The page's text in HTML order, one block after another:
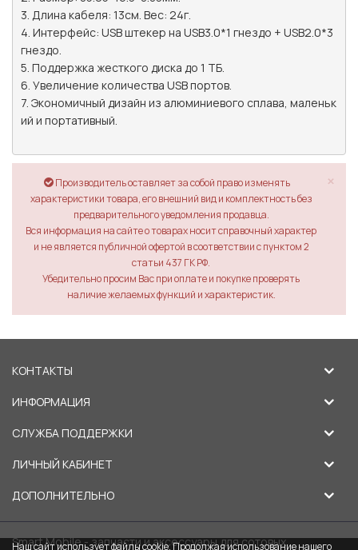
3. Длина кабеля: 13см. Вес: 24г.
4. Интерфейс: USB штекер на USB3.0*1 гнездо + USB2.0*3
гнездо.
5. Поддержка жесткого диска до 1 ТБ.
6. Увеличение количества USB портов.
7. Экономичный дизайн из алюминиевого сплава, маленьк
ий и портативный.
×
Производитель оставляет за собой право изменять
характеристики товара, его внешний вид и комплектность без
предварительного уведомления продавца.
Вся информация на сайте о товарах носит справочный характер
и не является публичной офертой в соответствии с пунктом 2
статьи 437 ГК РФ.
Убедительно просим Вас при оплате и покупке проверять
наличие желаемых функций и характеристик.
КОНТАКТЫ
ИНФОРМАЦИЯ
СЛУЖБА ПОДДЕРЖКИ
ЛИЧНЫЙ КАБИНЕТ
ДОПОЛНИТЕЛЬНО
Smart Mobile - запчасти и аксессуары для сотовых
Наш сайт использует файлы cookie. Продолжая использование нашего